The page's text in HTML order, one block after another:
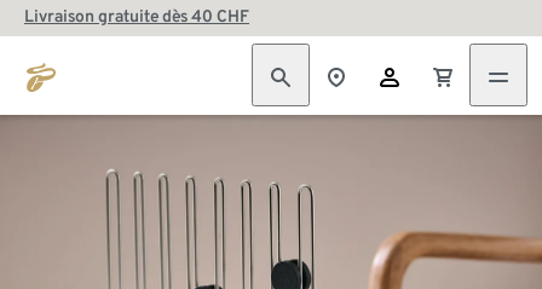
Livraison gratuite dès 40 CHF